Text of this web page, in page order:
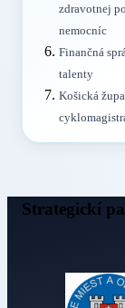
zdravotnej
nemocníc
Finančná
talenty
Košická
Strategickí